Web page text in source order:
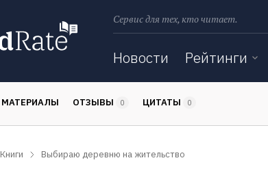
Сервис для тех, кто читает.
Новости Рейтинги
МАТЕРИАЛЫ ОТЗЫВЫ 0 ЦИТАТЫ 0
Книги Выбираю деревню на жительство